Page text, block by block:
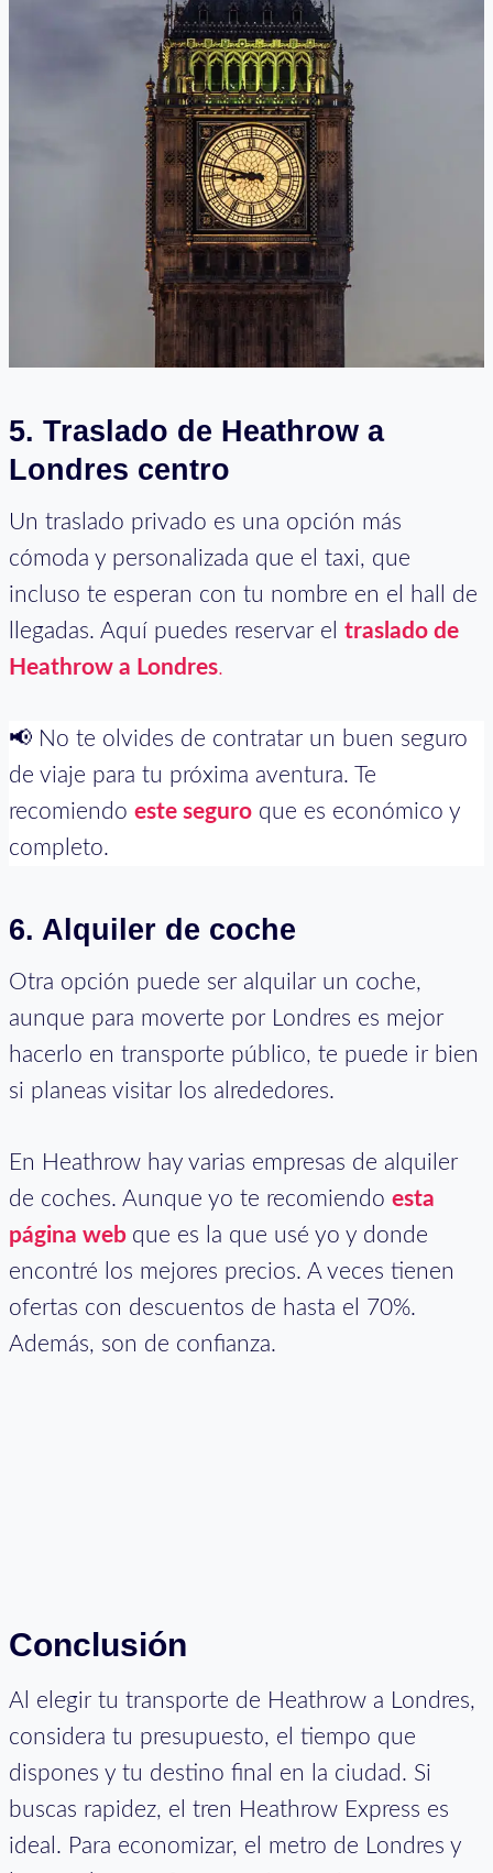
5. Traslado de Heathrow a
Londres centro
Un traslado privado es una opción más
cómoda y personalizada que el taxi, que
incluso te esperan con tu nombre en el hall de
llegadas. Aquí puedes reservar el traslado de
Heathrow a Londres.
📢 No te olvides de contratar un buen seguro
de viaje para tu próxima aventura. Te
recomiendo este seguro que es económico y
completo.
6. Alquiler de coche
Otra opción puede ser alquilar un coche,
aunque para moverte por Londres es mejor
hacerlo en transporte público, te puede ir bien
si planeas visitar los alrededores.
En Heathrow hay varias empresas de alquiler
de coches. Aunque yo te recomiendo esta
página web que es la que usé yo y donde
encontré los mejores precios. A veces tienen
ofertas con descuentos de hasta el 70%.
Además, son de confianza.
Conclusión
Al elegir tu transporte de Heathrow a Londres,
considera tu presupuesto, el tiempo que
dispones y tu destino final en la ciudad. Si
buscas rapidez, el tren Heathrow Express es
ideal. Para economizar, el metro de Londres y